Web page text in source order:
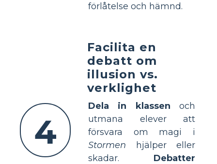
förlåtelse och hämnd.
4
Facilita en
debatt om
illusion vs.
verklighet
Dela in klassen och
utmana elever att
försvara om magi i
Stormen hjälper eller
skadar. Debatter